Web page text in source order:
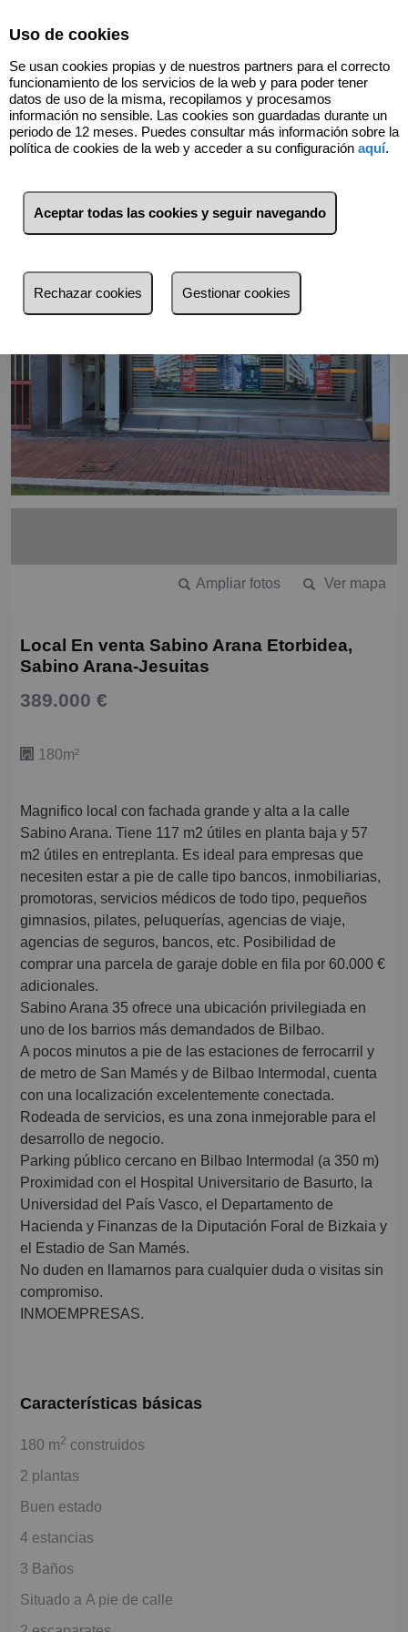
Volver
Ver mapa
Ampliar fotos
Local En venta Sabino Arana Etorbidea,
Sabino Arana-Jesuitas
389.000 €
180m²
Magnifico local con fachada grande y alta a la calle
Sabino Arana. Tiene 117 m2 útiles en planta baja y 57
m2 útiles en entreplanta. Es ideal para empresas que
necesiten estar a pie de calle tipo bancos, inmobiliarias,
promotoras, servicios médicos de todo tipo, pequeños
gimnasios, pilates, peluquerías, agencias de viaje,
agencias de seguros, bancos, etc. Posibilidad de
comprar una parcela de garaje doble en fila por 60.000 €
adicionales.
Sabino Arana 35 ofrece una ubicación privilegiada en
uno de los barrios más demandados de Bilbao.
A pocos minutos a pie de las estaciones de ferrocarril y
de metro de San Mamés y de Bilbao Intermodal, cuenta
con una localización excelentemente conectada.
Rodeada de servicios, es una zona inmejorable para el
desarrollo de negocio.
Parking público cercano en Bilbao Intermodal (a 350 m)
Proximidad con el Hospital Universitario de Basurto, la
Universidad del País Vasco, el Departamento de
Hacienda y Finanzas de la Diputación Foral de Bizkaia y
el Estadio de San Mamés.
No duden en llamarnos para cualquier duda o visitas sin
compromiso.
INMOEMPRESAS.
Características básicas
180 m2 construidos
2 plantas
Buen estado
4 estancias
3 Baños
Situado a A pie de calle
Uso de cookies
Se usan cookies propias y de nuestros partners para el correcto
funcionamiento de los servicios de la web y para poder tener
datos de uso de la misma, recopilamos y procesamos
información no sensible. Las cookies son guardadas durante un
periodo de 12 meses. Puedes consultar más información sobre la
política de cookies de la web y acceder a su configuración aquí.
Aceptar todas las cookies y seguir navegando
Rechazar cookies Gestionar cookies